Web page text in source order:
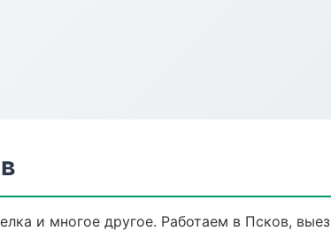
и многое другое. Работаем в Псков,